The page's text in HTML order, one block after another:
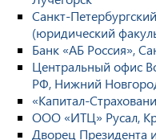
Санкт-
(юридический
Банк «АБ Россия»,
Центральный офис
РФ, Нижний
«Капитал-
ООО «ИТЦ» Русал,
Дворец Президента